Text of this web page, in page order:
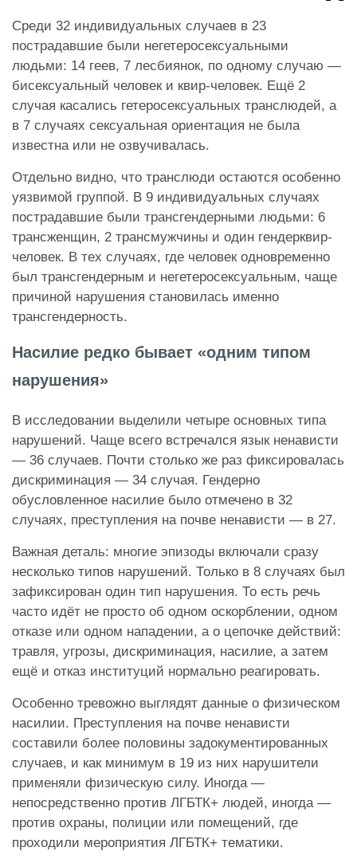
Среди 32 индивидуальных случаев в 23
пострадавшие были негетеросексуальными
людьми: 14 геев, 7 лесбиянок, по одному случаю —
бисексуальный человек и квир-человек. Ещё 2
случая касались гетеросексуальных транслюдей, а
в 7 случаях сексуальная ориентация не была
известна или не озвучивалась.
Отдельно видно, что транслюди остаются особенно
уязвимой группой. В 9 индивидуальных случаях
пострадавшие были трансгендерными людьми: 6
трансженщин, 2 трансмужчины и один гендерквир-
человек. В тех случаях, где человек одновременно
был трансгендерным и негетеросексуальным, чаще
причиной нарушения становилась именно
трансгендерность.
Насилие редко бывает «одним типом
нарушения»
В исследовании выделили четыре основных типа
нарушений. Чаще всего встречался язык ненависти
— 36 случаев. Почти столько же раз фиксировалась
дискриминация — 34 случая. Гендерно
обусловленное насилие было отмечено в 32
случаях, преступления на почве ненависти — в 27.
Важная деталь: многие эпизоды включали сразу
несколько типов нарушений. Только в 8 случаях был
зафиксирован один тип нарушения. То есть речь
часто идёт не просто об одном оскорблении, одном
отказе или одном нападении, а о цепочке действий:
травля, угрозы, дискриминация, насилие, а затем
ещё и отказ институций нормально реагировать.
Особенно тревожно выглядят данные о физическом
насилии. Преступления на почве ненависти
составили более половины задокументированных
случаев, и как минимум в 19 из них нарушители
применяли физическую силу. Иногда —
непосредственно против ЛГБТК+ людей, иногда —
против охраны, полиции или помещений, где
проходили мероприятия ЛГБТК+ тематики.